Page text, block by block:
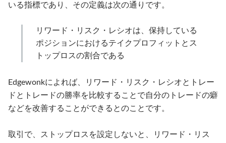
いる指標であり、その定義は次の通りです。
リワード・リスク・レシオは、保持している
ポジションにおけるテイクプロフィットとス
トップロスの割合である
Edgewonkによれば、リワード・リスク・レシオとトレー
ドとトレードの勝率を比較することで自分のトレードの癖
などを改善することができるとのことです。
取引で、ストップロスを設定しないと、リワード・リス